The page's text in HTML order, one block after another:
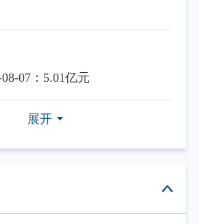
07：5.01亿元
展开